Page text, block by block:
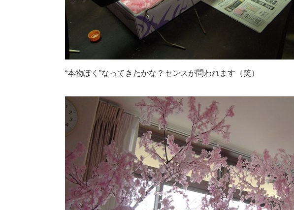
“本物ぽく”なってきたかな？センスが問われます（笑）